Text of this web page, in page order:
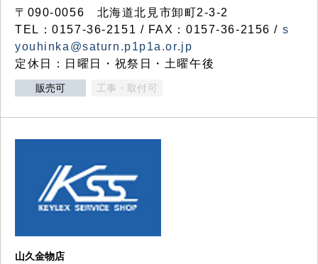
〒090-0056 北海道北見市卸町2-3-2
TEL：0157-36-2151 / FAX：0157-36-2156 / s
youhinka@saturn.p1p1a.or.jp
定休日：日曜日・祝祭日・土曜午後
販売可 工事・取付可
山久金物店